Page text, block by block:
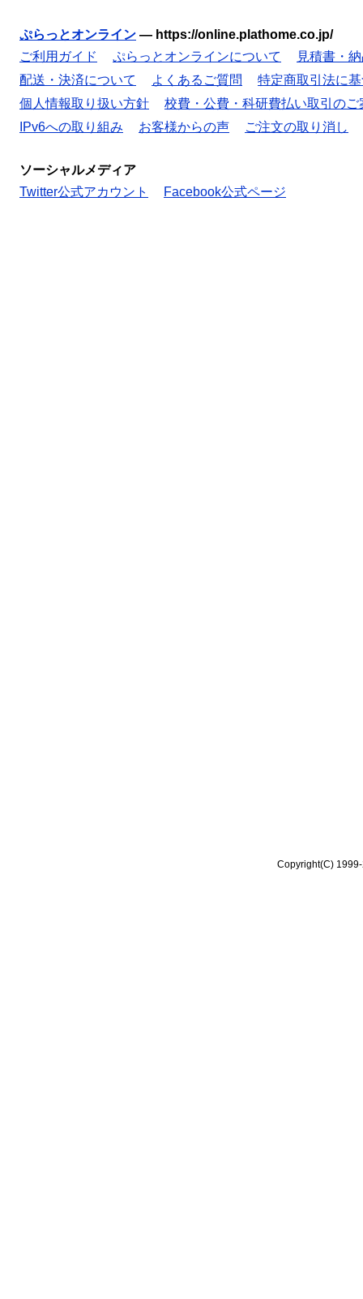
ぷらっとオンライン — https://online.plathome.co.jp/
ご利用ガイド
ぷらっとオンラインについて
見積書・
配送・決済について
よくあるご質問
特定商取引法に
個人情報取り扱い方針
校費・公費・科研費払い取引のご
IPv6への取り組み
お客様からの声 ご注文の取り消し
ソーシャルメディア
Twitter公式アカウント
Facebook公式ページ
Copyright(C)